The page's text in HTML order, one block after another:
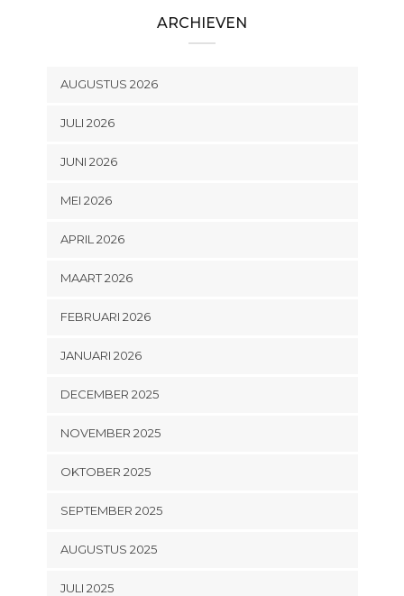
ARCHIEVEN
AUGUSTUS 2026
JULI 2026
JUNI 2026
MEI 2026
APRIL 2026
MAART 2026
FEBRUARI 2026
JANUARI 2026
DECEMBER 2025
NOVEMBER 2025
OKTOBER 2025
SEPTEMBER 2025
AUGUSTUS 2025
JULI 2025